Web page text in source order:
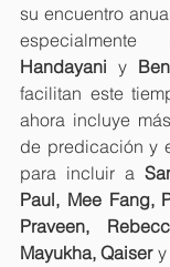
su encuentro
Handayani y
facilitan este
ahora incluye
de predicación y
para incluir a
Paul, Mee Fang,
Praveen,
Mayukha, Qaiser y